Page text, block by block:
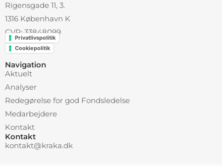
Rigensgade 11, 3.
1316 København K
CVR: 33848099
Privatlivspolitik
Cookiepolitik
Navigation
Aktuelt
Analyser
Redegørelse for god Fondsledelse
Medarbejdere
Kontakt
Kontakt
kontakt@kraka.dk